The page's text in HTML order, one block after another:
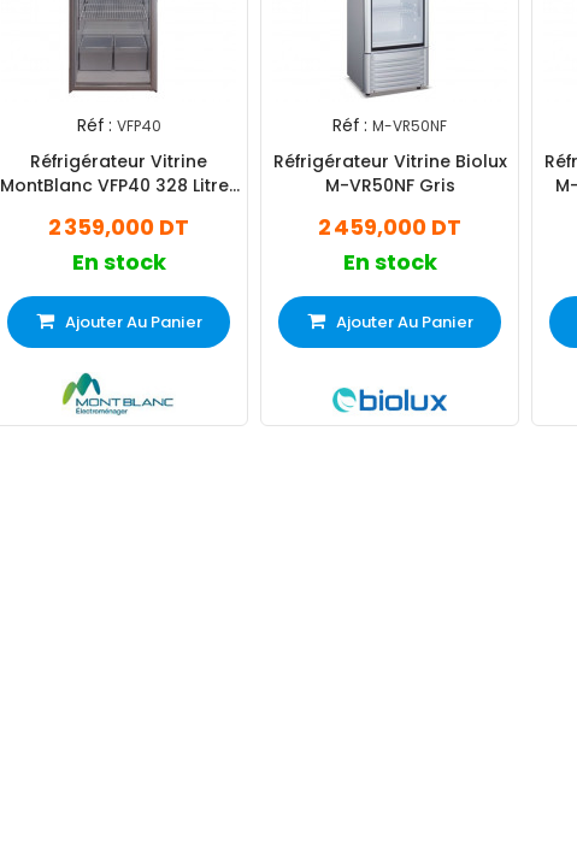
Réf : VFP40
Réfrigérateur Vitrine
MontBlanc VFP40 328 Litres
2 359,000 DT
En stock
Ajouter Au Panier
Réf : M-VR50NF
Réfrigérateur Vitrine Biolux
M-VR50NF Gris
2 459,000 DT
En stock
Ajouter Au Panier